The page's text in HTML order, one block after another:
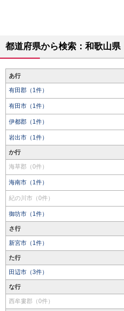
都道府県から検索：和歌山県
あ行
有田郡（1件）
有田市（1件）
伊都郡（1件）
岩出市（1件）
か行
海草郡（0件）
海南市（1件）
紀の川市（0件）
御坊市（1件）
さ行
新宮市（1件）
た行
田辺市（3件）
な行
西牟婁郡（0件）